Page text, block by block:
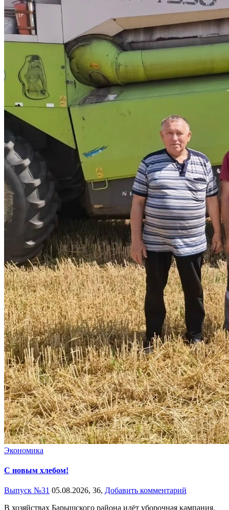
Экономика
С новым хлебом!
Выпуск №31 05.08.2026, 36, Добавить комментарий
В хозяйствах Барышского района идёт уборочная кампания.